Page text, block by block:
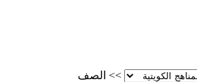
>> الصف